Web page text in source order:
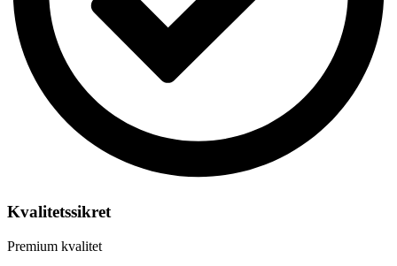
Kvalitetssikret
Premium kvalitet